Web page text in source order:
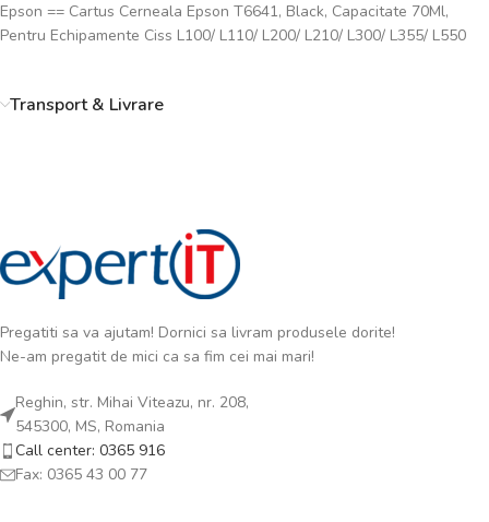
Epson == Cartus Cerneala Epson T6641, Black, Capacitate 70Ml,
Pentru Echipamente Ciss L100/ L110/ L200/ L210/ L300/ L355/ L550
Transport & Livrare
Pregatiti sa va ajutam! Dornici sa livram produsele dorite!
Ne-am pregatit de mici ca sa fim cei mai mari!
Reghin, str. Mihai Viteazu, nr. 208,
545300, MS, Romania
Call center: 0365 916
Fax: 0365 43 00 77